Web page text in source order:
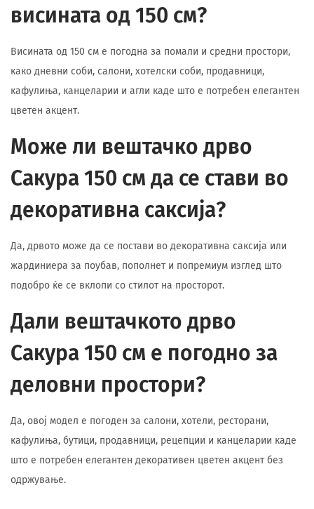
висината од 150 см?
Висината од 150 см е погодна за помали и средни простори,
како дневни соби, салони, хотелски соби, продавници,
кафулиња, канцеларии и агли каде што е потребен елегантен
цветен акцент.
Може ли вештачко дрво
Сакура 150 см да се стави во
декоративна саксија?
Да, дрвото може да се постави во декоративна саксија или
жардиниера за поубав, пополнет и попремиум изглед што
подобро ќе се вклопи со стилот на просторот.
Дали вештачкото дрво
Сакура 150 см е погодно за
деловни простори?
Да, овој модел е погоден за салони, хотели, ресторани,
кафулиња, бутици, продавници, рецепции и канцеларии каде
што е потребен елегантен декоративен цветен акцент без
одржување.